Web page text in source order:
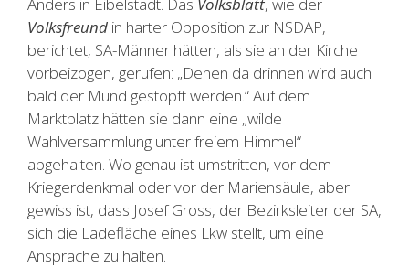
Volksfreund in harter Opposition zur NSDAP,
berichtet, SA-Männer hätten, als sie an der Kirche
vorbeizogen, gerufen: „Denen da drinnen wird auch
bald der Mund gestopft werden.“ Auf dem
Marktplatz hätten sie dann eine „wilde
Wahlversammlung unter freiem Himmel“
abgehalten. Wo genau ist umstritten, vor dem
Kriegerdenkmal oder vor der Mariensäule, aber
gewiss ist, dass Josef Gross, der Bezirksleiter der SA,
sich die Ladefläche eines Lkw stellt, um eine
Ansprache zu halten.